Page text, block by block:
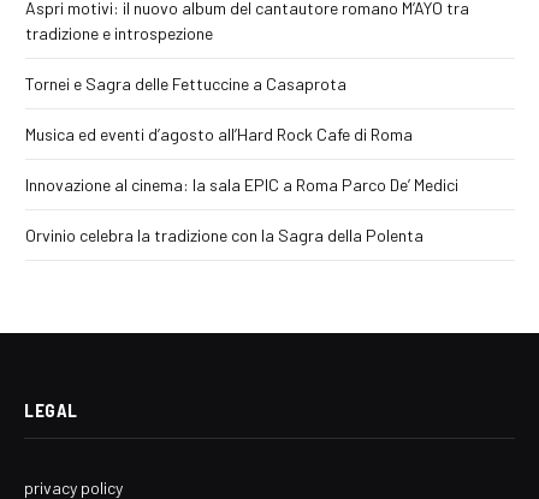
Aspri motivi: il nuovo album del cantautore romano M’AYO tra
tradizione e introspezione
Tornei e Sagra delle Fettuccine a Casaprota
Musica ed eventi d’agosto all’Hard Rock Cafe di Roma
Innovazione al cinema: la sala EPIC a Roma Parco De’ Medici
Orvinio celebra la tradizione con la Sagra della Polenta
LEGAL
privacy policy